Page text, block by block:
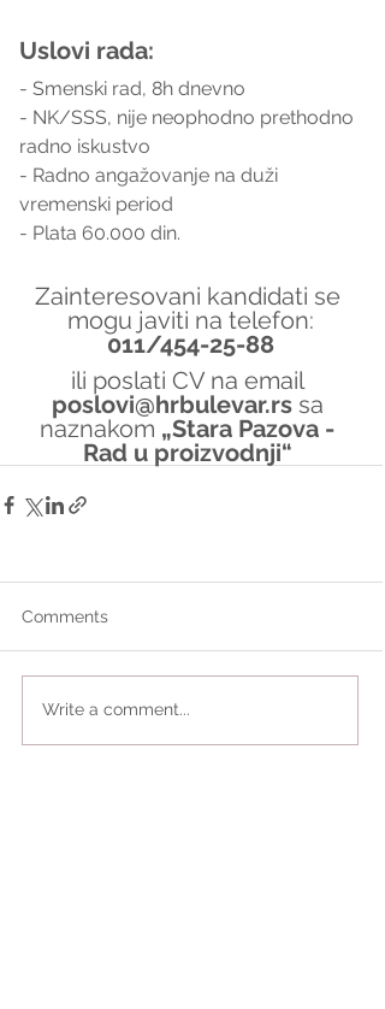
Uslovi rada:
- Smenski rad, 8h dnevno
- NK/SSS, nije neophodno prethodno
radno iskustvo
- Radno angažovanje na duži
vremenski period
- Plata 60.000 din.
Zainteresovani kandidati se
mogu javiti na telefon:
011/454-25-88
ili poslati CV na email
poslovi@hrbulevar.rs sa
naznakom „Stara Pazova -
Rad u proizvodnji“
Comments
Write a comment...